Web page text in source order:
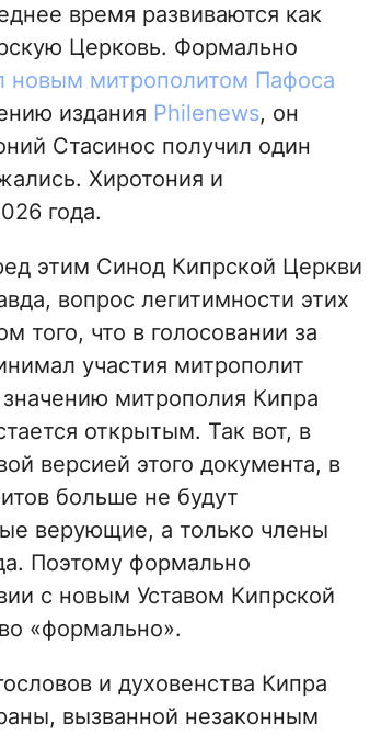
время развиваются как
Церковь. Формально
новым митрополитом Пафоса
издания Philenews, он
Стасинос получил один
Хиротония и
года.
этим Синод Кипрской Церкви
вопрос легитимности этих
того, что в голосовании за
участия митрополит
митрополия Кипра
открытым. Так вот, в
версией этого документа, в
больше не будут
верующие, а только члены
Поэтому формально
с новым Уставом Кипрской
«формально».
и духовенства Кипра
вызванной незаконным